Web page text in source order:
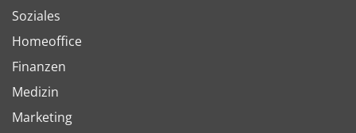
Soziales
Homeoffice
Finanzen
Medizin
Marketing